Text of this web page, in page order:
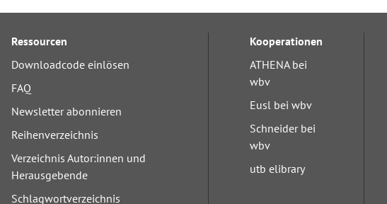
Ressourcen
Downloadcode einlösen
FAQ
Newsletter abonnieren
Reihenverzeichnis
Verzeichnis Autor:innen und
Herausgebende
Schlagwortverzeichnis
Kooperationen
ATHENA bei
wbv
Eusl bei wbv
Schneider bei
wbv
utb elibrary